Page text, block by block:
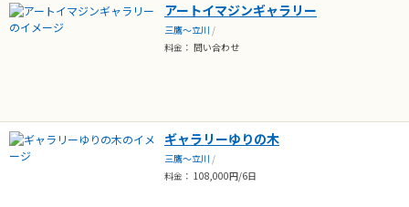
アートイマジンギャラリー
三鷹～立川 /
料金： 問い合わせ
ギャラリーゆりの木
三鷹～立川 /
料金： 108,000円/6日